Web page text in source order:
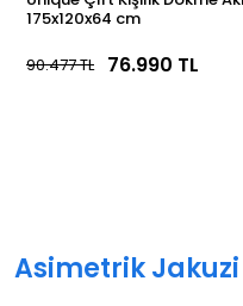
175x120x64 cm
76.990 TL
90.477 TL
Asimetrik